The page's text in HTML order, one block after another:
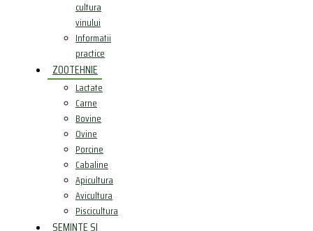
cultura
vinului
Informatii
practice
ZOOTEHNIE
Lactate
Carne
Bovine
Ovine
Porcine
Cabaline
Apicultura
Avicultura
Piscicultura
SEMINTE SI